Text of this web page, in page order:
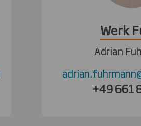
Werk
Adrian
+49 661